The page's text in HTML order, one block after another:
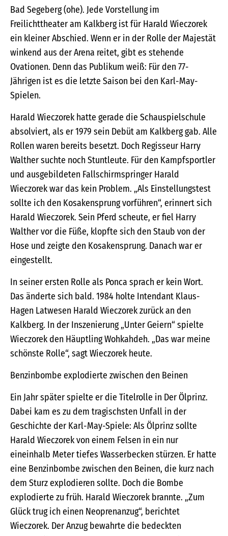
Bad Segeberg (ohe). Jede Vorstellung im
Freilichttheater am Kalkberg ist für Harald Wieczorek
ein kleiner Abschied. Wenn er in der Rolle der Majestät
winkend aus der Arena reitet, gibt es stehende
Ovationen. Denn das Publikum weiß: Für den 77-
Jährigen ist es die letzte Saison bei den Karl-May-
Spielen.
Harald Wieczorek hatte gerade die Schauspielschule
absolviert, als er 1979 sein Debüt am Kalkberg gab. Alle
Rollen waren bereits besetzt. Doch Regisseur Harry
Walther suchte noch Stuntleute. Für den Kampfsportler
und ausgebildeten Fallschirmspringer Harald
Wieczorek war das kein Problem. „Als Einstellungstest
sollte ich den Kosakensprung vorführen“, erinnert sich
Harald Wieczorek. Sein Pferd scheute, er fiel Harry
Walther vor die Füße, klopfte sich den Staub von der
Hose und zeigte den Kosakensprung. Danach war er
eingestellt.
In seiner ersten Rolle als Ponca sprach er kein Wort.
Das änderte sich bald. 1984 holte Intendant Klaus-
Hagen Latwesen Harald Wieczorek zurück an den
Kalkberg. In der Inszenierung „Unter Geiern“ spielte
Wieczorek den Häuptling Wohkahdeh. „Das war meine
schönste Rolle“, sagt Wieczorek heute.
Benzinbombe explodierte zwischen den Beinen
Ein Jahr später spielte er die Titelrolle in Der Ölprinz.
Dabei kam es zu dem tragischsten Unfall in der
Geschichte der Karl-May-Spiele: Als Ölprinz sollte
Harald Wieczorek von einem Felsen in ein nur
eineinhalb Meter tiefes Wasserbecken stürzen. Er hatte
eine Benzinbombe zwischen den Beinen, die kurz nach
dem Sturz explodieren sollte. Doch die Bombe
explodierte zu früh. Harald Wieczorek brannte. „Zum
Glück trug ich einen Neoprenanzug“, berichtet
Wieczorek. Der Anzug bewahrte die bedeckten